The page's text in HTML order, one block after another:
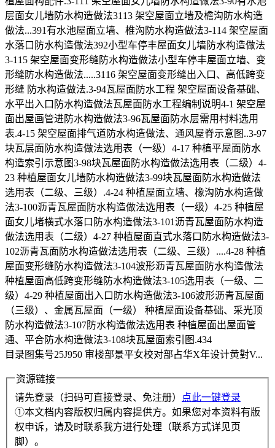
层面女儿墙防水构造做法3113 架空屋面立墙及檐沟防水构造
做法...391有水池屋面立墙、椎沟防水构造做法3-114 架空屋面
水落口防水构造做法392小型车停丰屋面女儿墙防水构造做法
3-115 架空屋面变形缝防水构造做法小型车停丰屋面立墙、变
形缝防水构造做法.....3116 架空屋面变形缝出入口、高低跨变
形缝 防水构造做法.3-94瓦屋面防水工程 架空屋面设备基础、
水平出入口防水构造做法瓦屋面防水工程编制说明4-1 架空屋
面出屋画管进防水构造做法3-96瓦屋面防水层需用村料选用
表.4-15 架空屋面排气道防水构造做法、通风屋脊示意图..3-97
块瓦层面防水构造做法选用表（一级）4-17 种植平屋面防水
构造索引示意图3-98块瓦屋面防水构造做法选用表（二级）4-
23 种植屋面女儿墙防水构造做法3-99块瓦屋面防水构造做法
选用表（二级、三级）.4-24 种植屋面立墙、橡沟防水构造做
法3-100沥青瓦屋面防水构造做法选用表（一级）4-25 种植屋
面女儿堵横式水落口防水构造做法3-101沥青瓦屋面防水构造
做法选用表（二级）4-27 种植屋面直式水落口防水构造做法3-
102沥青瓦面防水构造做法选用表（二级、三级）....4-28 种植
屋面变形缝防水构造做法3-104波形沥青瓦屋面防水构造做法
种植屋面高低跨变形缝防水构造做法3-105选用表（一级、二
级）4-29 种植屋面出入口防水构造做法3-106波形沥青瓦屋面
（三级）、金属瓦屋面（一级） 种植屋面设备基础、采光顶
防水构造做法3-107防水构造做法选用表 种植屋面出屋面管
通、平合防水构造做法3-108块瓦屋面索引图.434
目录图集号25J950 审楼部景平女校对部占华X年设计黄對V...
资源链接
请先登录（扫码可直接登录、免注册）
点此一键登录
①本文档内容版权归属内容提供方。如果您对本资料有版
权申诉，请及时联系我方进行处理（联系方式详见页
脚）。